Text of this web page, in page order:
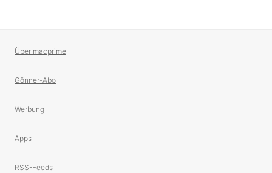
Über macprime
Gönner-Abo
Werbung
Apps
RSS-Feeds